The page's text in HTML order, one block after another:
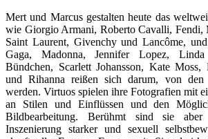
Mert und Marcus gestalten heute das
wie Giorgio Armani, Roberto Cavalli,
Saint Laurent, Givenchy und Lancôme,
Gaga, Madonna, Jennifer Lopez, Linda
Bündchen, Scarlett Johansson, Kate
und Rihanna reißen sich darum, von den
werden. Virtuos spielen ihre Fotografien mit
an Stilen und Einflüssen und den
Bildbearbeitung. Berühmt sind sie
Inszenierung starker und sexuell